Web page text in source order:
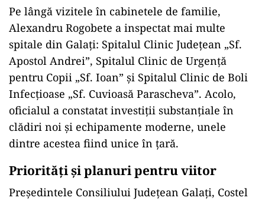
Pe lângă vizitele în cabinetele de familie,
Alexandru Rogobete a inspectat mai multe
spitale din Galați: Spitalul Clinic Județean „Sf.
Apostol Andrei”, Spitalul Clinic de Urgență
pentru Copii „Sf. Ioan” și Spitalul Clinic de Boli
Infecțioase „Sf. Cuvioasă Parascheva”. Acolo,
oficialul a constatat investiții substanțiale în
clădiri noi și echipamente moderne, unele
dintre acestea fiind unice în țară.
Priorități și planuri pentru viitor
Președintele Consiliului Județean Galați, Costel